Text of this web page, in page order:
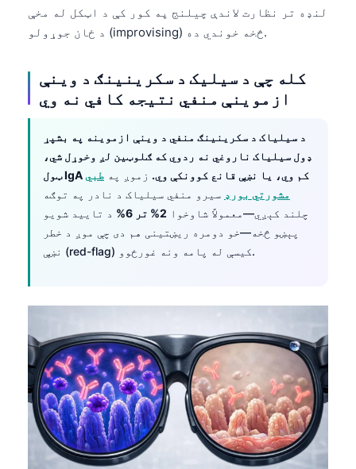
لنډه تر نظارت لاندې چیلنج په کور کې د اټکل له مخې
د ځان جوړولو (improvising) څخه خوندي ده.
کله چې د سیلیک د سکرینینګ د وینې
ازموینې منفي نتیجه کافي نه وي
د سیلیاک د سکرینینګ منفي د وینې ازموینه په بشپړ
ډول سیلیاک ناروغي نه ردوي که ګلوټین لږ وخوړل شي،
ټول IgA کم وي، یا نښې قانع کوونکې وي. زموږ په طبي
مشورتي بورډ سیرو منفي سیلیاک د نادر په توګه
چلند کېږي—معمولاً شاوخوا 2% تر 6%
د تایید شویو
پېښو څخه—خو دومره ریښتینی هم دی چې موږ د خطر
نښې (red-flag) کیسې له پامه ونه غورځوو.